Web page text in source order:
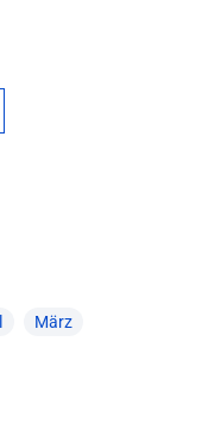
März